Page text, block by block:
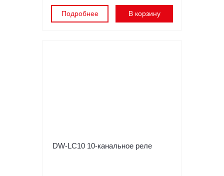
Подробнее В корзину
DW-LC10 10-канальное реле